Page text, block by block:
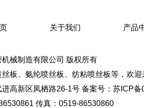
关于我们 产品
械制造有限公司 版权所有
板、氨纶喷丝板、纺粘喷丝板等，欢迎
高新区凤栖路26-1号 备案号： 苏ICP备
传真：0519-86530860